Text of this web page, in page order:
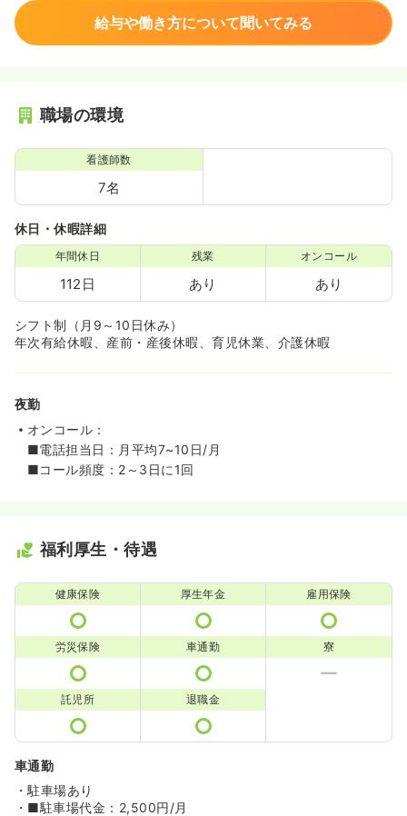
給与や働き方について聞いてみる
職場の環境
看護師数
7名
休日・休暇詳細
年間休日
112日
残業
あり
オンコール
あり
シフト制（月9～10日休み）
年次有給休暇、産前・産後休暇、育児休業、介護休暇
夜勤
オンコール：
■電話担当日：月平均7~10日/月
■コール頻度：2～3日に1回
福利厚生・待遇
健康保険 厚生年金 雇用保険
労災保険 車通勤 寮
託児所 退職金
車通勤
・駐車場あり
・■駐車場代金：2,500円/月